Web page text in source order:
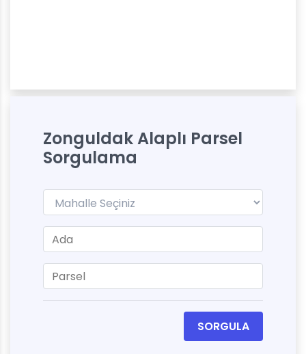
Zonguldak Alaplı Parsel
Sorgulama
SORGULA